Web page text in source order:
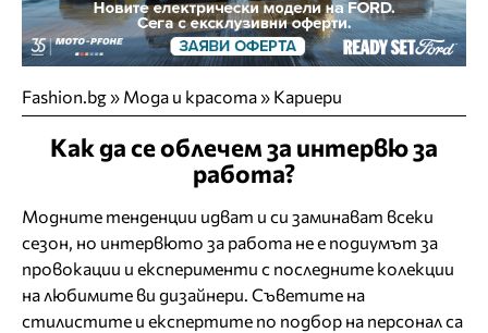
Fashion.bg» Мода и красота» Кариери
Как да се облечем за интервю за
работа?
Модните тенденции идват и си заминават всеки
сезон, но интервюто за работа не е подиумът за
провокации и експерименти с последните колекции
на любимите ви дизайнери. Съветите на
стилистите и експертите по подбор на персонал са